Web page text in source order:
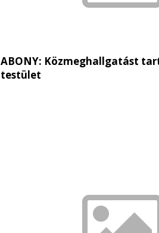
ABONY: Közmeghallgatást
testület